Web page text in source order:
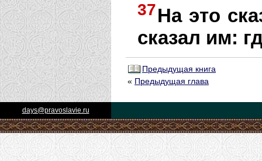
37На это
сказал им:
Предыдущая книга
« Предыдущая глава
days@pravoslavie.ru